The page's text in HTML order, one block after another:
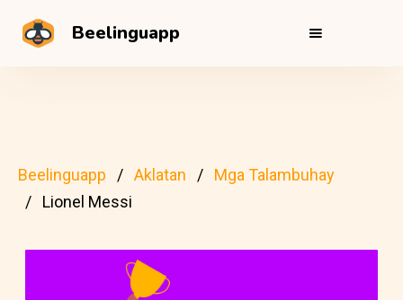
Beelinguapp
Beelinguapp Aklatan
Mga Talambuhay
Lionel Messi